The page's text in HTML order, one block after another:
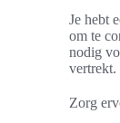
Je hebt
om te
nodig
vertrekt.
Zorg